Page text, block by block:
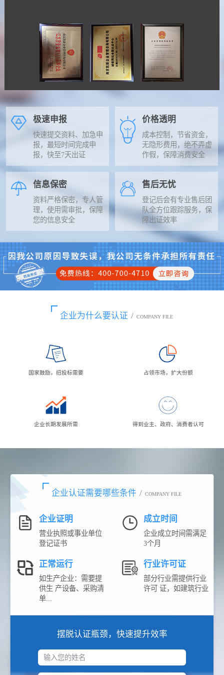
极速申报
快速提交资料、加急申
报，最短时间完成申
报，快至7天出证
价格透明
成本控制，节省资金，
无隐形费用，绝不弄虚
作假，保障消费安全
信息保密
资料严格保密，专人管
理，使用需审批，保障
您的信息安全
售后无忧
登记后会有专业售后团
队全方位跟踪服务，保
障出证效率
企业为什么要认证 / COMPANY FILE
国家鼓励，招投标需要 占领市场，扩大份额
企业长期发展所需 得到业主、政府、消费者认可
企业认证需要哪些条件 / COMPANY FILE
企业证明
营业执照或事业单位
登记证书
成立时间
企业成立时间需满足
3个月
正常运行
如生产企业：需要提
供生 产设备、采购清
单...
行业许可证
部分行业需提供行业
许可 证，如建筑行业
摆脱认证瓶颈，快速提升效率
输入您的姓名